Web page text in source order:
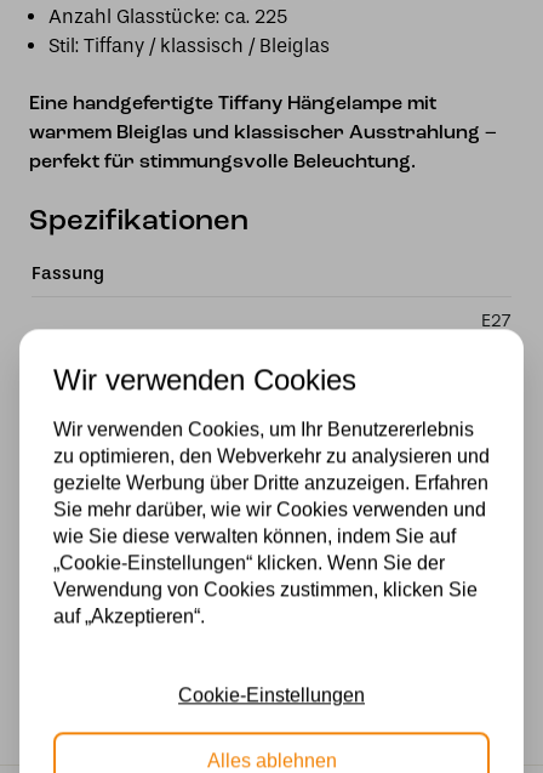
Anzahl Glasstücke: ca. 225
Stil: Tiffany / klassisch / Bleiglas
Eine handgefertigte Tiffany Hängelampe mit
warmem Bleiglas und klassischer Ausstrahlung –
perfekt für stimmungsvolle Beleuchtung.
Spezifikationen
Fassung
E27
Material
Stromversorgung
230v
Wattzahl
40W
Wir verwenden Cookies
Wir verwenden Cookies, um Ihr Benutzererlebnis
zu optimieren, den Webverkehr zu analysieren und
gezielte Werbung über Dritte anzuzeigen. Erfahren
Sie mehr darüber, wie wir Cookies verwenden und
wie Sie diese verwalten können, indem Sie auf
„Cookie-Einstellungen“ klicken. Wenn Sie der
Verwendung von Cookies zustimmen, klicken Sie
auf „Akzeptieren“.
Cookie-Einstellungen
Alles ablehnen